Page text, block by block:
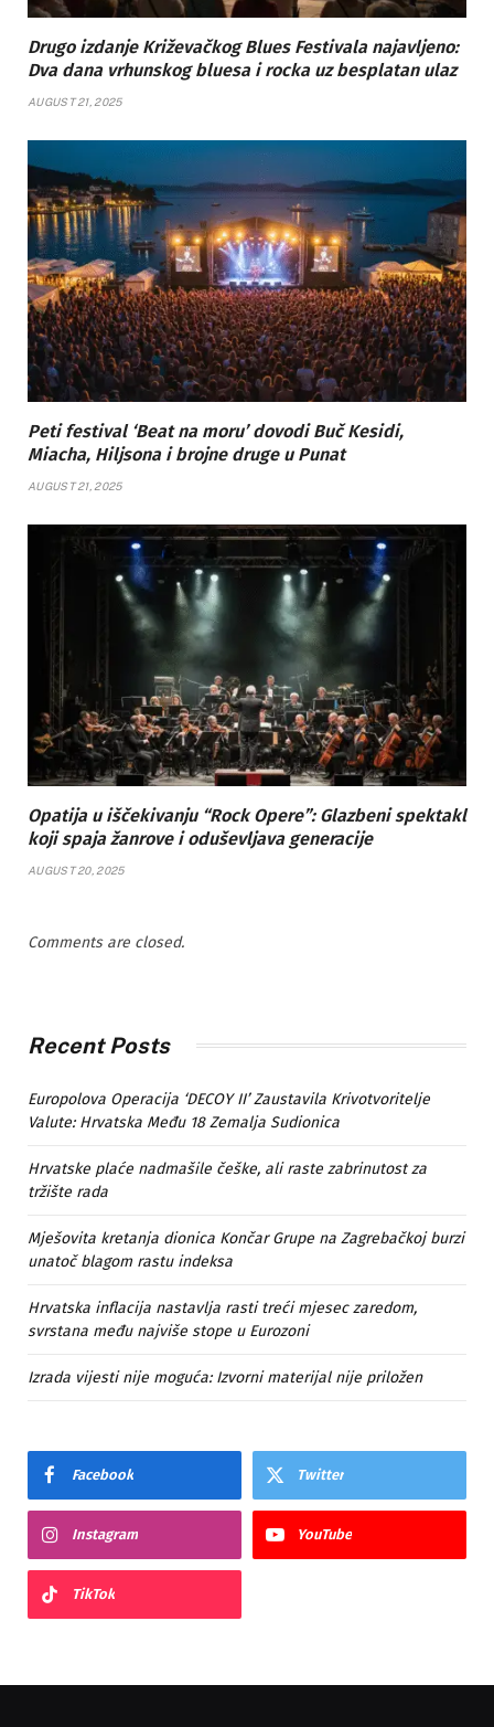
Drugo izdanje Križevačkog Blues Festivala najavljeno:
Dva dana vrhunskog bluesa i rocka uz besplatan ulaz
AUGUST 21, 2025
Peti festival ‘Beat na moru’ dovodi Buč Kesidi,
Miacha, Hiljsona i brojne druge u Punat
AUGUST 21, 2025
Opatija u iščekivanju “Rock Opere”: Glazbeni spektakl
koji spaja žanrove i oduševljava generacije
AUGUST 20, 2025
Comments are closed.
Recent Posts
Europolova Operacija ‘DECOY II’ Zaustavila Krivotvoritelje
Valute: Hrvatska Među 18 Zemalja Sudionica
Hrvatske plaće nadmašile češke, ali raste zabrinutost za
tržište rada
Mješovita kretanja dionica Končar Grupe na Zagrebačkoj burzi
unatoč blagom rastu indeksa
Hrvatska inflacija nastavlja rasti treći mjesec zaredom,
svrstana među najviše stope u Eurozoni
Izrada vijesti nije moguća: Izvorni materijal nije priložen
Facebook Twitter
Instagram YouTube
TikTok